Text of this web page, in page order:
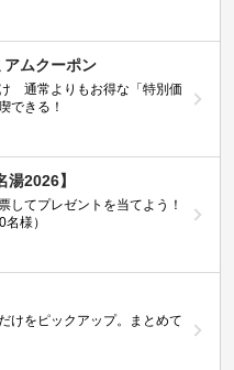
アムクーポン
通常よりもお得な「特別価
できる！
湯2026】
してプレゼントを当てよう！
様）
けをピックアップ。まとめて